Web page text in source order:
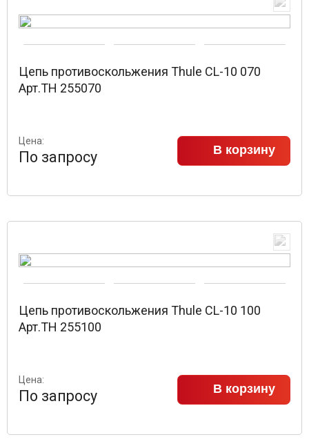
Цепь противоскольжения Thule CL-10 070
Арт.TH 255070
Цена:
По запросу В корзину
Цепь противоскольжения Thule CL-10 100
Арт.TH 255100
Цена:
По запросу В корзину